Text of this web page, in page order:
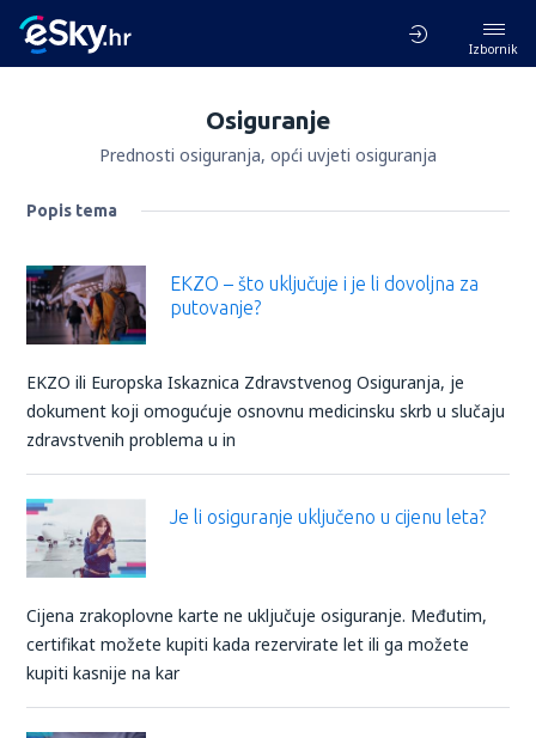
Izbornik
Osiguranje
Prednosti osiguranja, opći uvjeti osiguranja
Popis tema
EKZO – što uključuje i je li dovoljna za
putovanje?
EKZO ili Europska Iskaznica Zdravstvenog Osiguranja, je
dokument koji omogućuje osnovnu medicinsku skrb u slučaju
zdravstvenih problema u in
Je li osiguranje uključeno u cijenu leta?
Cijena zrakoplovne karte ne uključuje osiguranje. Međutim,
certifikat možete kupiti kada rezervirate let ili ga možete
kupiti kasnije na kar